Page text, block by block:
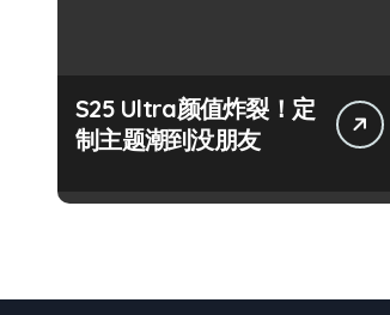
S25 Ultra颜值炸裂！定
制主题潮到没朋友